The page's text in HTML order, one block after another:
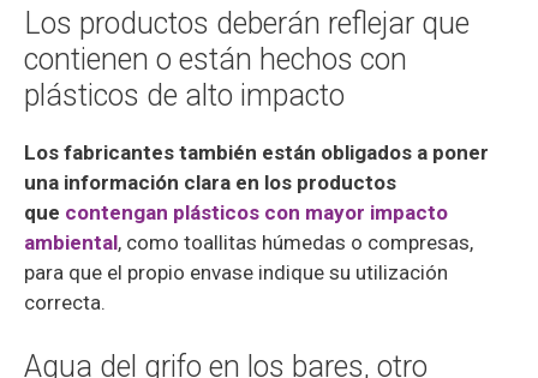
Los productos deberán reflejar que
contienen o están hechos con
plásticos de alto impacto
Los fabricantes también están obligados a poner
una información clara en los productos
que contengan plásticos con mayor impacto
ambiental, como toallitas húmedas o compresas,
para que el propio envase indique su utilización
correcta.
Agua del grifo en los bares, otro